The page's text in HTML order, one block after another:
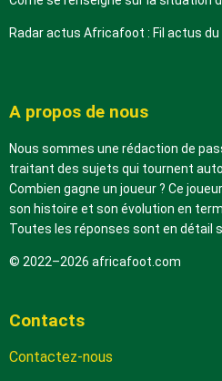
Radar actus Africafoot : Fil actus du
A propos de nous
Nous sommes une rédaction de
traitant des sujets qui tournent
Combien gagne un joueur ? Ce
son histoire et son évolution en
Toutes les réponses sont en détail
© 2022–2026 africafoot.com
Contacts
Contactez-nous